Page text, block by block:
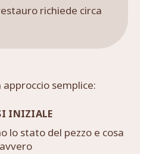
richiede circa
semplice:
INIZIALE
lo stato del pezzo e cosa